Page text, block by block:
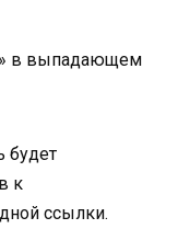
в выпадающем
будет
к
ссылки.